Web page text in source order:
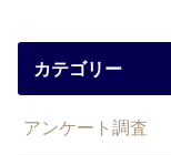
カテゴリー
アンケート調査